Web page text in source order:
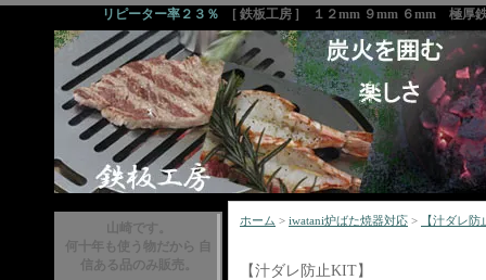
リピーター率２３％ [ 鉄板工房 ] １２mm ９mm ６mm 極厚鉄
山崎です。
何十年も使う物だから 自
信ある品のみ販売。
ホーム > iwatani炉ばた焼器対応 > 【汁ダレ
【汁ダレ防止KIT】